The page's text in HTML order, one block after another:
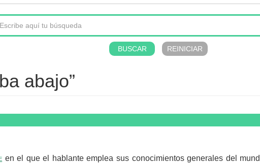
abajo”
en el que el hablante emplea sus conocimientos generales del